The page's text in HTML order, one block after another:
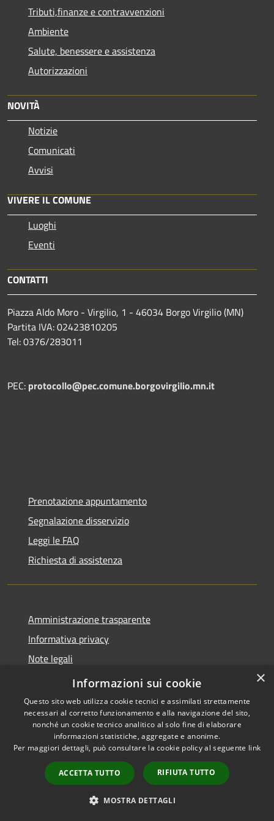
Tributi,finanze e contravvenzioni
Ambiente
Salute, benessere e assistenza
Autorizzazioni
NOVITÀ
Notizie
Comunicati
Avvisi
VIVERE IL COMUNE
Luoghi
Eventi
CONTATTI
Piazza Aldo Moro - Virgilio, 1 - 46034 Borgo Virgilio (MN)
Partita IVA: 02423810205
Tel: 0376/283011
PEC: protocollo@pec.comune.borgovirgilio.mn.it
Prenotazione appuntamento
Segnalazione disservizio
Leggi le FAQ
Richiesta di assistenza
Amministrazione trasparente
Informativa privacy
Note legali
Dichiarazione di accessibilità
Accessibilità
Copyright © 2026 • Comune di
Borgo Virgilio • Powered by
Municipium•
Accesso
redazione
×
Informazioni sui cookie
Questo sito web utilizza cookie tecnici e assimilati strettamente
necessari al corretto funzionamento e alla navigazione del sito,
nonché un cookie tecnico analitico al solo fine di elaborare
informazioni statistiche, aggregate e anonime.
Per maggiori dettagli, può consultare la cookie policy al seguente link
ACCETTA TUTTO RIFIUTA TUTTO
MOSTRA DETTAGLI